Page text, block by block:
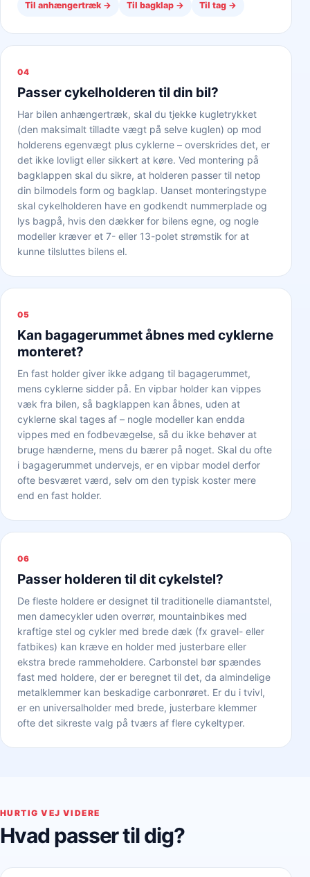
Til anhængertræk→ Til bagklap → Til tag →
04
Passer cykelholderen til din bil?
Har bilen anhængertræk, skal du tjekke kugletrykket
(den maksimalt tilladte vægt på selve kuglen) op mod
holderens egenvægt plus cyklerne – overskrides det, er
det ikke lovligt eller sikkert at køre. Ved montering på
bagklappen skal du sikre, at holderen passer til netop
din bilmodels form og bagklap. Uanset monteringstype
skal cykelholderen have en godkendt nummerplade og
lys bagpå, hvis den dækker for bilens egne, og nogle
modeller kræver et 7- eller 13-polet strømstik for at
kunne tilsluttes bilens el.
05
Kan bagagerummet åbnes med cyklerne
monteret?
En fast holder giver ikke adgang til bagagerummet,
mens cyklerne sidder på. En vipbar holder kan vippes
væk fra bilen, så bagklappen kan åbnes, uden at
cyklerne skal tages af – nogle modeller kan endda
vippes med en fodbevægelse, så du ikke behøver at
bruge hænderne, mens du bærer på noget. Skal du ofte
i bagagerummet undervejs, er en vipbar model derfor
ofte besværet værd, selv om den typisk koster mere
end en fast holder.
06
Passer holderen til dit cykelstel?
De fleste holdere er designet til traditionelle diamantstel,
men damecykler uden overrør, mountainbikes med
kraftige stel og cykler med brede dæk (fx gravel- eller
fatbikes) kan kræve en holder med justerbare eller
ekstra brede rammeholdere. Carbonstel bør spændes
fast med holdere, der er beregnet til det, da almindelige
metalklemmer kan beskadige carbonrøret. Er du i tvivl,
er en universalholder med brede, justerbare klemmer
ofte det sikreste valg på tværs af flere cykeltyper.
HURTIG VEJ VIDERE
Hvad passer til dig?